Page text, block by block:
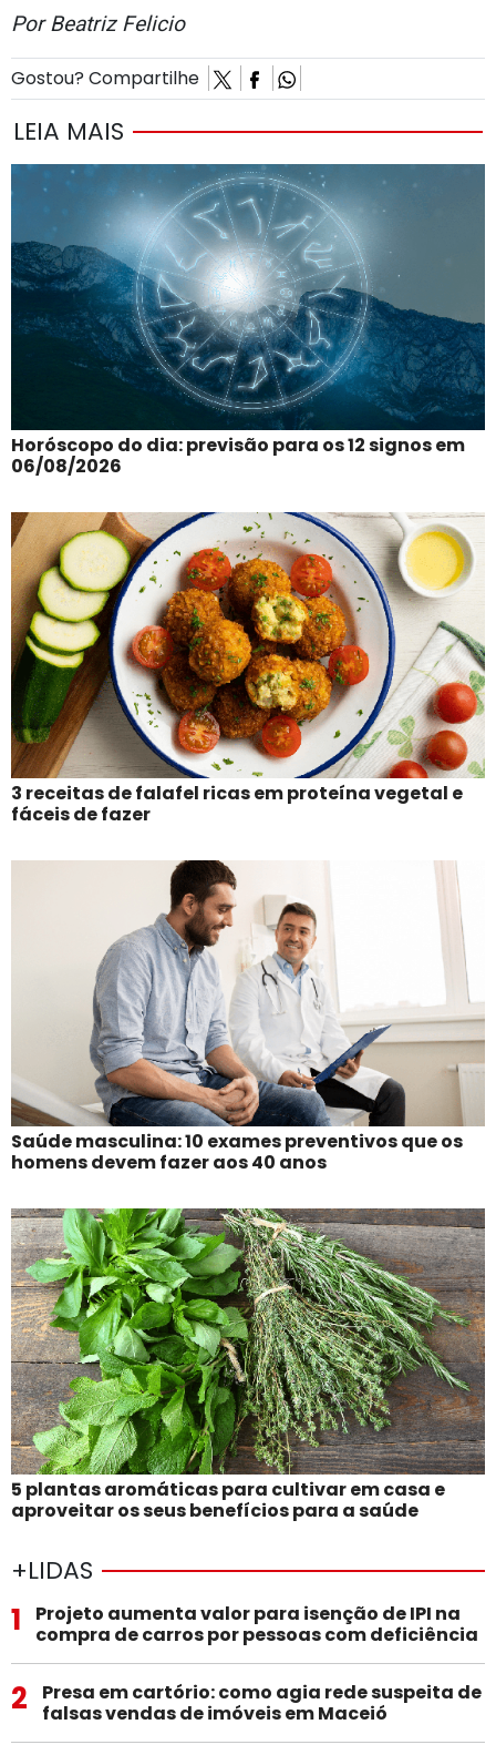
Por Beatriz Felicio
Gostou? Compartilhe
LEIA MAIS
Horóscopo do dia: previsão para os 12 signos em
06/08/2026
3 receitas de falafel ricas em proteína vegetal e
fáceis de fazer
Saúde masculina: 10 exames preventivos que os
homens devem fazer aos 40 anos
5 plantas aromáticas para cultivar em casa e
aproveitar os seus benefícios para a saúde
+LIDAS
1
Projeto aumenta valor para isenção de IPI na
compra de carros por pessoas com deficiência
2
Presa em cartório: como agia rede suspeita de
falsas vendas de imóveis em Maceió